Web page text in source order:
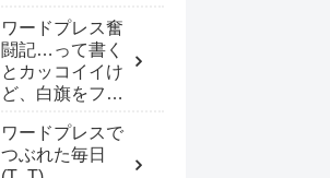
ワードプレス奮
闘記…って書く
とカッコイイけ
ど、白旗をフリ
んだ！
ワードプレスで
つぶれた毎日